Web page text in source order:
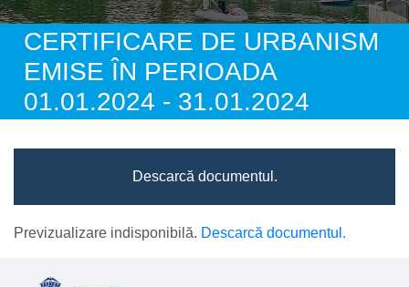
CERTIFICARE DE URBANISM
EMISE ÎN PERIOADA
01.01.2024 - 31.01.2024
Descarcă documentul.
Previzualizare indisponibilă. Descarcă documentul.